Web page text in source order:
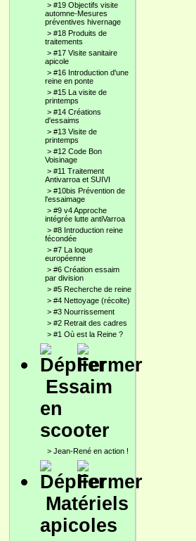
> #19 Objectifs visite
automne-Mesures
préventives hivernage
> #18 Produits de
traitements
> #17 Visite sanitaire
apicole
> #16 Introduction d'une
reine en ponte
> #15 La visite de
printemps
> #14 Créations
d'essaims
> #13 Visite de
printemps
> #12 Code Bon
Voisinage
> #11 Traitement
Antivarroa et SUIVI
> #10bis Prévention de
l'essaimage
> #9 v4 Approche
intégrée lutte antiVarroa
> #8 Introduction reine
fécondée
> #7 La loque
européenne
> #6 Création essaim
par division
> #5 Recherche de reine
> #4 Nettoyage (récolte)
> #3 Nourrissement
> #2 Retrait des cadres
> #1 Où est la Reine ?
Essaim
en
scooter
> Jean-René en action !
Matériels
apicoles